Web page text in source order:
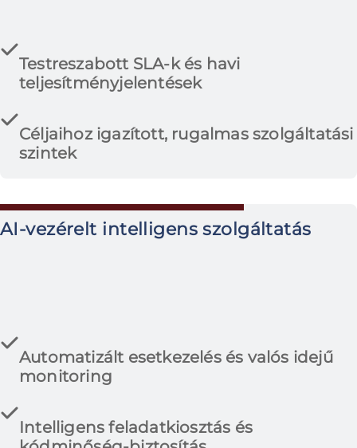
Testreszabott SLA-k és havi
teljesítményjelentések
Céljaihoz igazított, rugalmas szolgáltatási
szintek
AI-vezérelt intelligens szolgáltatás
Automatizált esetkezelés és valós idejű
monitoring
Intelligens feladatkiosztás és